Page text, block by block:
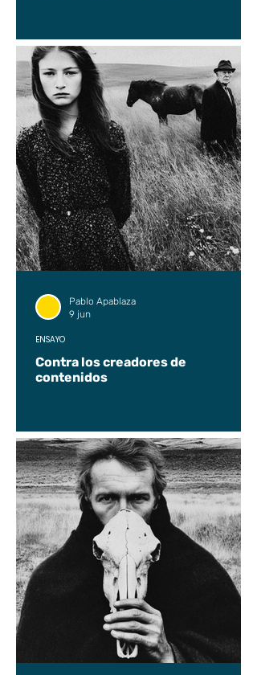
Contra los creadores de
contenidos
ENSAYO
Pablo Apablaza
9 jun